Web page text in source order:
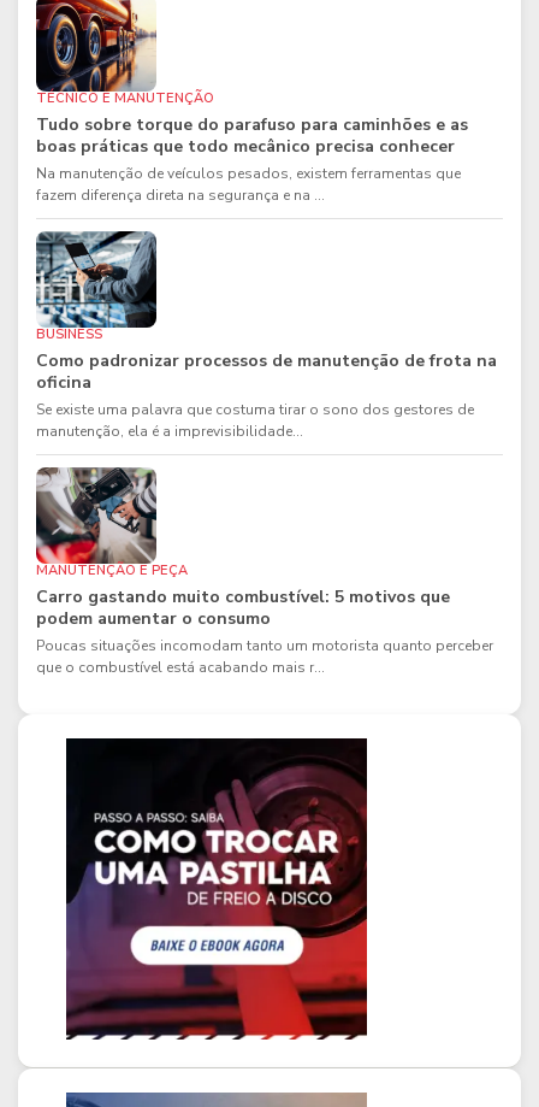
TÉCNICO E MANUTENÇÃO
Tudo sobre torque do parafuso para caminhões e as
boas práticas que todo mecânico precisa conhecer
Na manutenção de veículos pesados, existem ferramentas que
fazem diferença direta na segurança e na ...
BUSINESS
Como padronizar processos de manutenção de frota na
oficina
Se existe uma palavra que costuma tirar o sono dos gestores de
manutenção, ela é a imprevisibilidade...
MANUTENÇÃO E PEÇA
Carro gastando muito combustível: 5 motivos que
podem aumentar o consumo
Poucas situações incomodam tanto um motorista quanto perceber
que o combustível está acabando mais r...